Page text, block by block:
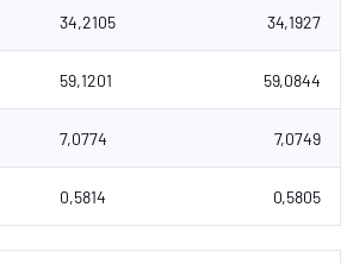
34,2105 34,1927
59,1201 59,0844
7,0774 7,0749
0,5814 0,5805